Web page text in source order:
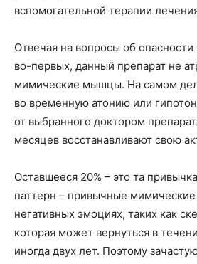
вспомогательной терапии
Отвечая на вопросы об
во-первых, данный препарат не
мимические мышцы. На самом
во временную атонию или
от выбранного доктором
месяцев восстанавливают свою
Оставшееся 20% – это та
паттерн – привычные
негативных эмоциях, таких как
которая может вернуться в
иногда двух лет. Поэтому